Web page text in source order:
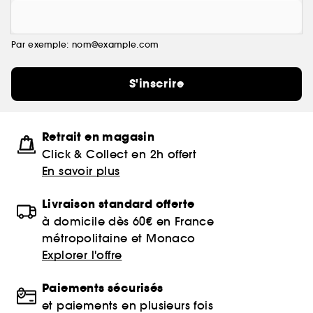
Par exemple: nom@example.com
S'inscrire
Retrait en magasin
Click & Collect en 2h offert
En savoir plus
Livraison standard offerte
à domicile dès 60€ en France
métropolitaine et Monaco
Explorer l'offre
Paiements sécurisés
et paiements en plusieurs fois